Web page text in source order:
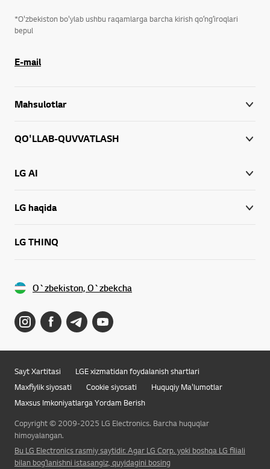
*O'zbekiston bo'ylab ushbu raqamlarga barcha kirish qoʻngʻiroqlari
bepul
E-mail
Mahsulotlar
QO'LLAB-QUVVATLASH
LG AI
LG haqida
LG THINQ
O`zbekiston, O`zbekcha
Sayt Xartitasi
LGE xizmatidan foydalanish shartlari
Maxfiylik siyosati
Cookie siyosati
Huquqiy Ma'lumotlar
Maxsus Imkoniyatlarga Yordam Berish
Copyright © 2009-2025 LG Electronics. Barcha huquqlar
himoyalangan.
Bu LG Electronics rasmiy saytidir. Agar LG Corp. yoki boshqa LG filiali
bilan bogʻlanishni istasangiz, quyidagini bosing